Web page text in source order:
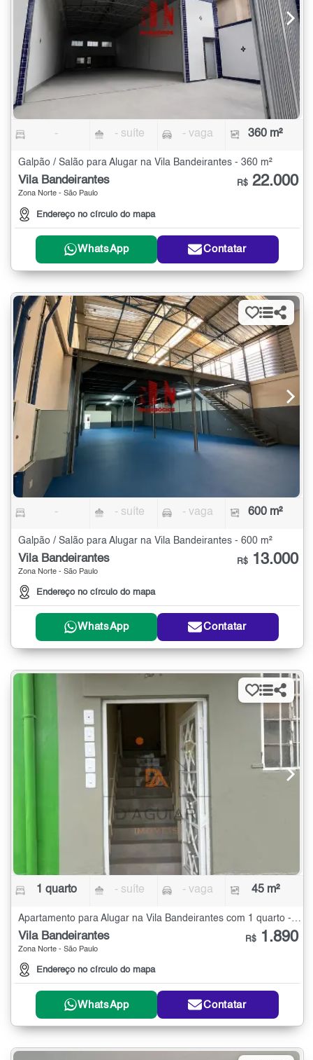
- - suíte - vaga 360 m²
Galpão / Salão para Alugar na Vila Bandeirantes - 360 m²
Vila Bandeirantes
Zona Norte - São Paulo
Endereço no círculo do mapa
R$ 22.000
WhatsApp Contatar
- - suíte - vaga 600 m²
Galpão / Salão para Alugar na Vila Bandeirantes - 600 m²
Vila Bandeirantes
Zona Norte - São Paulo
Endereço no círculo do mapa
R$ 13.000
WhatsApp Contatar
1 quarto - suíte - vaga 45 m²
Apartamento para Alugar na Vila Bandeirantes com 1 quarto - 45 m²
Vila Bandeirantes
Zona Norte - São Paulo
Endereço no círculo do mapa
R$ 1.890
WhatsApp Contatar